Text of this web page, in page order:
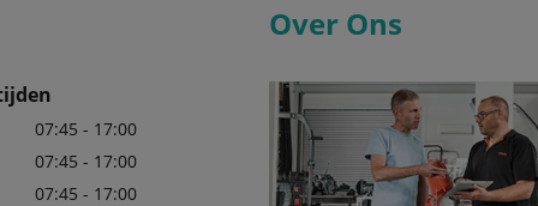
07:45 - 17:00
07:45 - 17:00
07:45 - 17:00
Over Ons